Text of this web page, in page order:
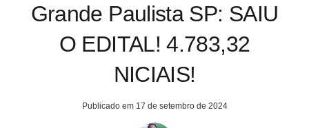
Grande Paulista SP: SAIU
O EDITAL! 4.783,32
NICIAIS!
Publicado em 17 de setembro de 2024